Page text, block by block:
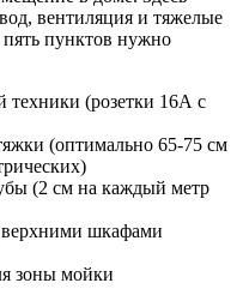
вентиляция и тяжелые
пунктов нужно
(розетки 16А с
(оптимально 65-75 см
(2 см на каждый метр
шкафами
зоны мойки